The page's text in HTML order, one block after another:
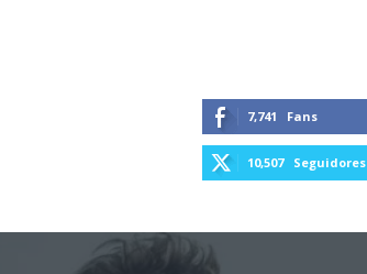
7,741 Fans
10,507 Seguidores